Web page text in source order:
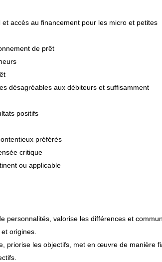
accès au financement pour les micro et petites
de prêt
désagréables aux débiteurs et suffisamment
positifs
préférés
critique
ou applicable
personnalités, valorise les différences et
origines.
priorise les objectifs, met en œuvre de manière